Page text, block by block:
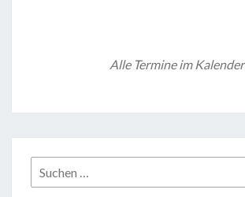
Alle Termine im Kalender
Suchen
nach: